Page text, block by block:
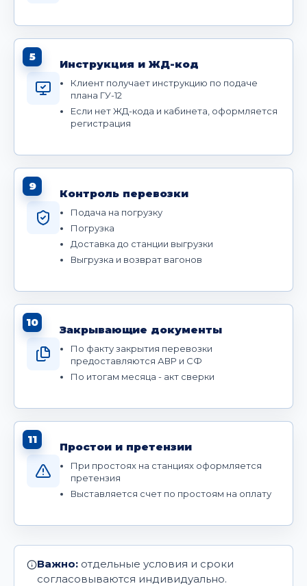
5
Инструкция и ЖД-код
Клиент получает инструкцию по подаче
плана ГУ-12
Если нет ЖД-кода и кабинета, оформляется
регистрация
9
Контроль перевозки
Подача на погрузку
Погрузка
Доставка до станции выгрузки
Выгрузка и возврат вагонов
10
Закрывающие документы
По факту закрытия перевозки
предоставляются АВР и СФ
По итогам месяца - акт сверки
11
Простои и претензии
При простоях на станциях оформляется
претензия
Выставляется счет по простоям на оплату
Важно: отдельные условия и сроки
согласовываются индивидуально.